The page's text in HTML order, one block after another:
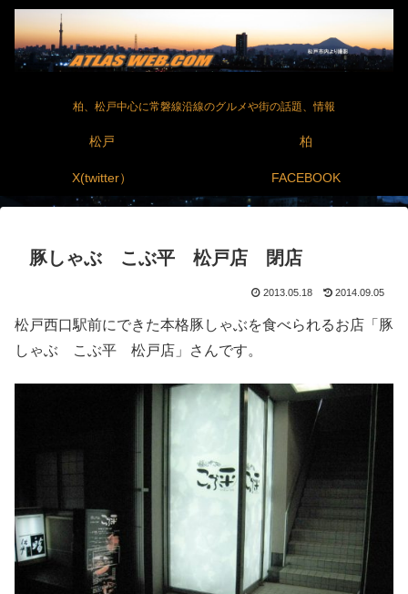
柏、松戸中心に常磐線沿線のグルメや街の話題、情報
松戸 柏
X(twitter） FACEBOOK
豚しゃぶ こぶ平 松戸店 閉店
2013.05.18 2014.09.05
松戸西口駅前にできた本格豚しゃぶを食べられるお店「豚
しゃぶ こぶ平 松戸店」さんです。